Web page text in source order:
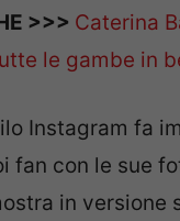
>>> Caterina
le gambe in
Instagram fa
fan con le sue
in versione